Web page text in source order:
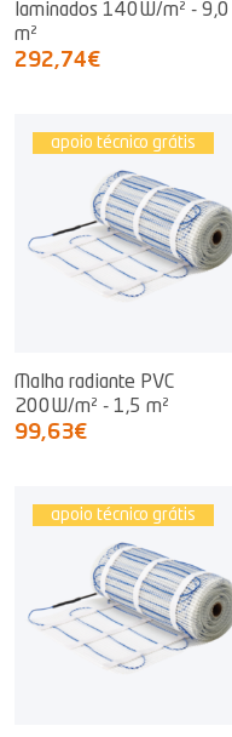
laminados 140W/m² - 9,0
m²
292,74€
apoio técnico grátis
Malha radiante PVC
200W/m² - 1,5 m²
99,63€
apoio técnico grátis